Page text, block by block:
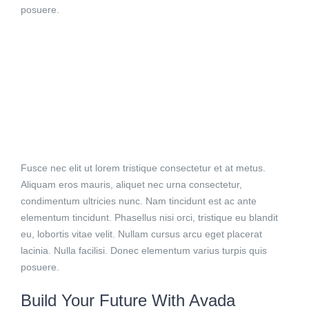
posuere.
Fusce nec elit ut lorem tristique consectetur et at metus.
Aliquam eros mauris, aliquet nec urna consectetur,
condimentum ultricies nunc. Nam tincidunt est ac ante
elementum tincidunt. Phasellus nisi orci, tristique eu blandit
eu, lobortis vitae velit. Nullam cursus arcu eget placerat
lacinia. Nulla facilisi. Donec elementum varius turpis quis
posuere.
Build Your Future With Avada